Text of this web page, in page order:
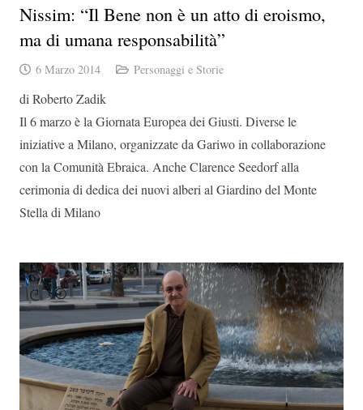
Nissim: “Il Bene non è un atto di eroismo,
ma di umana responsabilità”
6 Marzo 2014 Personaggi e Storie
di Roberto Zadik
Il 6 marzo è la Giornata Europea dei Giusti. Diverse le
iniziative a Milano, organizzate da Gariwo in collaborazione
con la Comunità Ebraica. Anche Clarence Seedorf alla
cerimonia di dedica dei nuovi alberi al Giardino del Monte
Stella di Milano